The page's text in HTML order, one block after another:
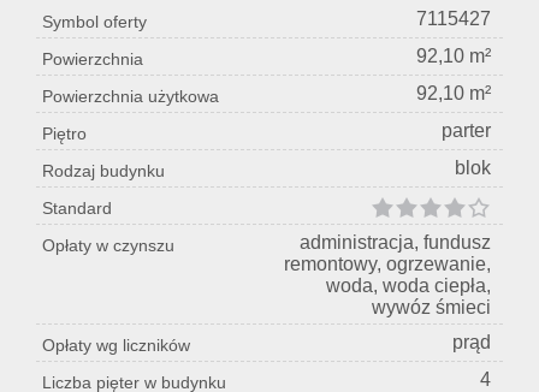
Symbol oferty 7115427
Powierzchnia 92,10 m²
Powierzchnia użytkowa 92,10 m²
Piętro parter
Rodzaj budynku blok
Standard
Opłaty w czynszu
administracja, fundusz
remontowy, ogrzewanie,
woda, woda ciepła,
wywóz śmieci
Opłaty wg liczników prąd
Liczba pięter w budynku 4